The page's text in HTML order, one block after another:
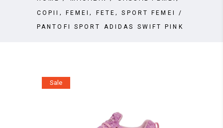
COPII , FEMEI, FETE,SPORT FEMEI /
PANTOFI SPORT ADIDAS SWIFT PINK
Sale